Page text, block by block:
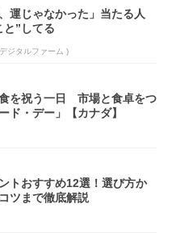
、運じゃなかった」当たる人
と”してる
ジタルファーム )
を祝う一日 市場と食卓をつ
ド・デー」【カナダ】
トおすすめ12選！選び方か
ツまで徹底解説